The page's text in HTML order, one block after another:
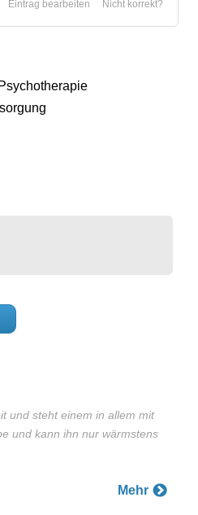
Nicht korrekt?
Eintrag bearbeiten
und steht einem in allem mit
und kann ihn nur wärmstens
Mehr